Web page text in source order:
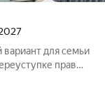
прав
к